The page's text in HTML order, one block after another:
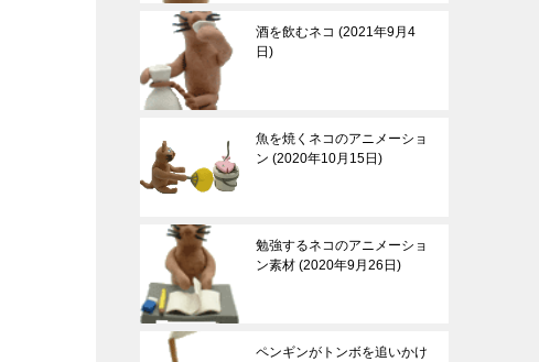
酒を飲むネコ
2021年9月4
日
魚を焼くネコのアニメーショ
ン 2020年10月15日
勉強するネコのアニメーショ
ン素材 2020年9月26日
ペンギンがトンボを追いかけ